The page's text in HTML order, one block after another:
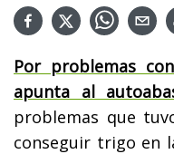
Por problemas
apunta al
problemas que
conseguir trigo en